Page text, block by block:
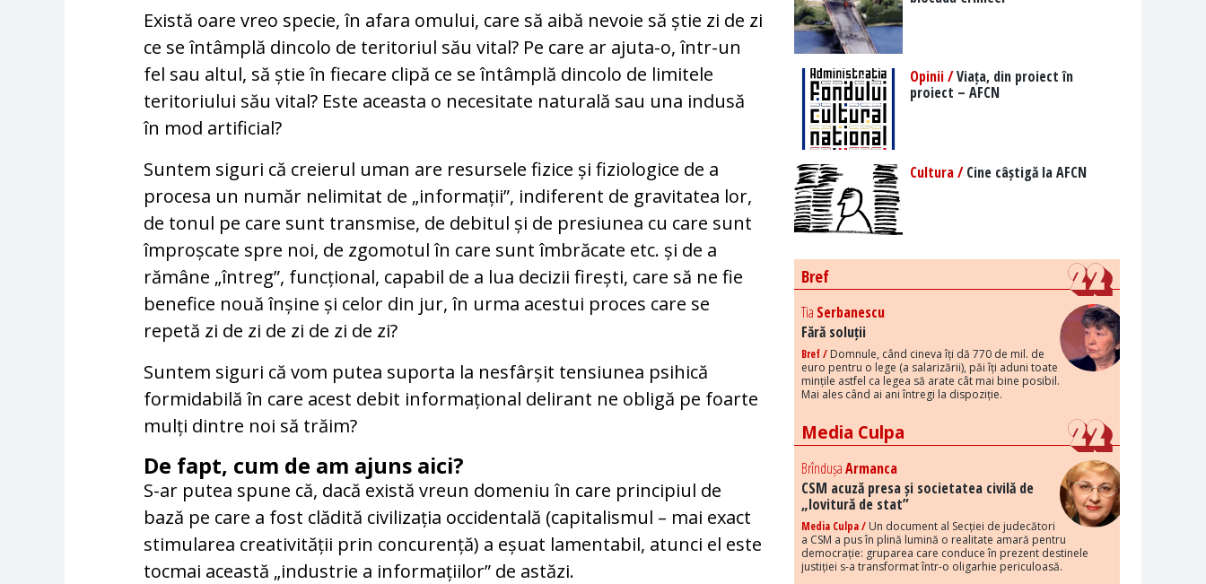
Există oare vreo specie, în afara omului, care să aibă nevoie să știe zi de zi
ce se întâmplă dincolo de teritoriul său vital? Pe care ar ajuta-o, într-un
fel sau altul, să știe în fiecare clipă ce se întâmplă dincolo de limitele
teritoriului său vital? Este aceasta o necesitate naturală sau una indusă
în mod artificial?
Suntem siguri că creierul uman are resursele fizice și fiziologice de a
procesa un număr nelimitat de „informații”, indiferent de gravitatea lor,
de tonul pe care sunt transmise, de debitul și de presiunea cu care sunt
împroșcate spre noi, de zgomotul în care sunt îmbrăcate etc. și de a
rămâne „întreg”, funcțional, capabil de a lua decizii firești, care să ne fie
benefice nouă înșine și celor din jur, în urma acestui proces care se
repetă zi de zi de zi de zi de zi?
Suntem siguri că vom putea suporta la nesfârșit tensiunea psihică
formidabilă în care acest debit informațional delirant ne obligă pe foarte
mulți dintre noi să trăim?
De fapt, cum de am ajuns aici?
S-ar putea spune că, dacă există vreun domeniu în care principiul de
bază pe care a fost clădită civilizația occidentală (capitalismul – mai exact
stimularea creativității prin concurență) a eșuat lamentabil, atunci el este
tocmai această „industrie a informațiilor” de astăzi.
Opinii /Viața, din proiect în
proiect – AFCN
Cultura /Cine câștigă la AFCN
Bref
Tia Serbanescu
Fără soluții
Bref / Domnule, când cineva îți dă 770 de mil. de
euro pentru o lege (a salarizării), păi îți aduni toate
mințile astfel ca legea să arate cât mai bine posibil.
Mai ales când ai ani întregi la dispoziție.
Media Culpa
BrîndușaArmanca
CSM acuză presa și societatea civilă de
„lovitură de stat”
Media Culpa / Un document al Secției de judecători
a CSM a pus în plină lumină o realitate amară pentru
democrație: gruparea care conduce în prezent destinele
justiției s-a transformat într-o oligarhie periculoasă.